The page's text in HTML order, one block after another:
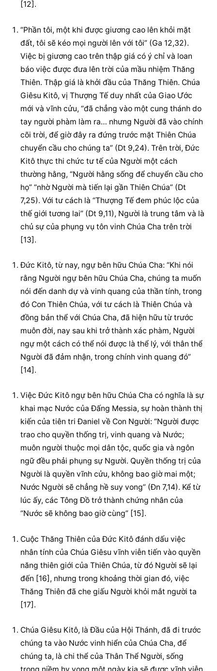
[12].
“Phần tôi, một khi được giương cao lên khỏi mặt
đất, tôi sẽ kéo mọi người lên với tôi” (Ga 12,32).
Việc bị giương cao trên thập giá có ý chỉ và loan
báo việc được đưa lên trời của mầu nhiệm Thăng
Thiên. Thập giá là khởi đầu của Thăng Thiên. Chúa
Giêsu Kitô, vị Thượng Tế duy nhất của Giao Ước
mới và vĩnh cửu, “đã chẳng vào một cung thánh do
tay người phàm làm ra… nhưng Người đã vào chính
cõi trời, để giờ đây ra đứng trước mặt Thiên Chúa
chuyển cầu cho chúng ta” (Dt 9,24). Trên trời, Đức
Kitô thực thi chức tư tế của Người một cách
thường hằng, “Người hằng sống để chuyển cầu cho
họ” “nhờ Người mà tiến lại gần Thiên Chúa” (Dt
7,25). Với tư cách là “Thượng Tế đem phúc lộc của
thế giới tương lai” (Dt 9,11), Người là trung tâm và là
chủ sự của phụng vụ tôn vinh Chúa Cha trên trời
[13].
Đức Kitô, từ nay, ngự bên hữu Chúa Cha: “Khi nói
rằng Người ngự bên hữu Chúa Cha, chúng ta muốn
nói đến danh dự và vinh quang của thần tính, trong
đó Con Thiên Chúa, với tư cách là Thiên Chúa và
đồng bản thể với Chúa Cha, đã hiện hữu từ trước
muôn đời, nay sau khi trở thành xác phàm, Người
ngự một cách có thể nói được là thể lý, với thân thể
Người đã đảm nhận, trong chính vinh quang đó”
[14].
Việc Đức Kitô ngự bên hữu Chúa Cha có nghĩa là sự
khai mạc Nước của Đấng Messia, sự hoàn thành thị
kiến của tiên tri Đaniel về Con Người: “Người được
trao cho quyền thống trị, vinh quang và Nước;
muôn người thuộc mọi dân tộc, quốc gia và ngôn
ngữ đều phải phụng sự Người. Quyền thống trị của
Người là quyền vĩnh cửu, không bao giờ mai một;
Nước Người sẽ chẳng hề suy vong” (Đn 7,14). Kể từ
lúc ấy, các Tông Đồ trở thành chứng nhân của
“Nước sẽ không bao giờ cùng” [15].
Cuộc Thăng Thiên của Đức Kitô đánh dấu việc
nhân tính của Chúa Giêsu vĩnh viễn tiến vào quyền
năng thiên giới của Thiên Chúa, từ đó Người sẽ lại
đến [16], nhưng trong khoảng thời gian đó, việc
Thăng Thiên đã che giấu Người khỏi mắt người ta
[17].
Chúa Giêsu Kitô, là Đầu của Hội Thánh, đã đi trước
chúng ta vào Nước vinh hiển của Chúa Cha, để
chúng ta, là chi thể của Thân Thể Người, sống